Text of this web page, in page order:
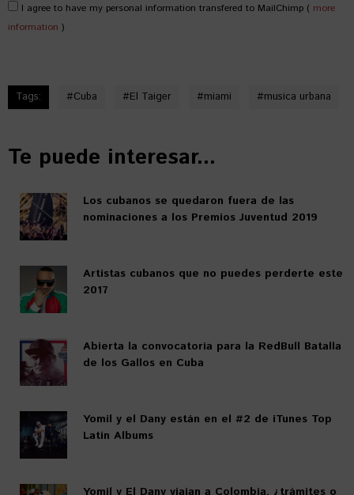
I agree to have my personal information transfered to MailChimp ( more
information )
Tags: #Cuba #El Taiger #miami #musica urbana
Te puede interesar...
Los cubanos se quedaron fuera de las
nominaciones a los Premios Juventud 2019
Artistas cubanos que no puedes perderte este
2017
Abierta la convocatoria para la RedBull Batalla
de los Gallos en Cuba
Yomil y el Dany están en el #2 de iTunes Top
Latin Albums
Yomil y El Dany viajan a Colombia, ¿trámites o